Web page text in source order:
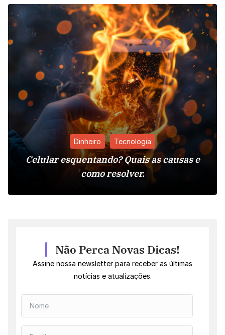
Dinheiro Tecnologia
Celular esquentando? Quais as causas e
como resolver.
Não Perca Novas Dicas!
Assine nossa newsletter para receber as últimas
notícias e atualizações.